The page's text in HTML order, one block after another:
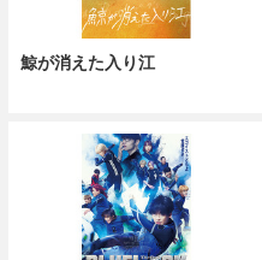
鯨が消えた入り江